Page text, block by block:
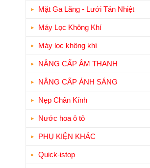
Mặt Ga Lăng - Lưới Tản Nhiệt
Máy Lọc Không Khí
Máy lọc không khí
NÂNG CẤP ÂM THANH
NÂNG CẤP ÁNH SÁNG
Nẹp Chân Kính
Nước hoa ô tô
PHỤ KIỆN KHÁC
Quick-istop